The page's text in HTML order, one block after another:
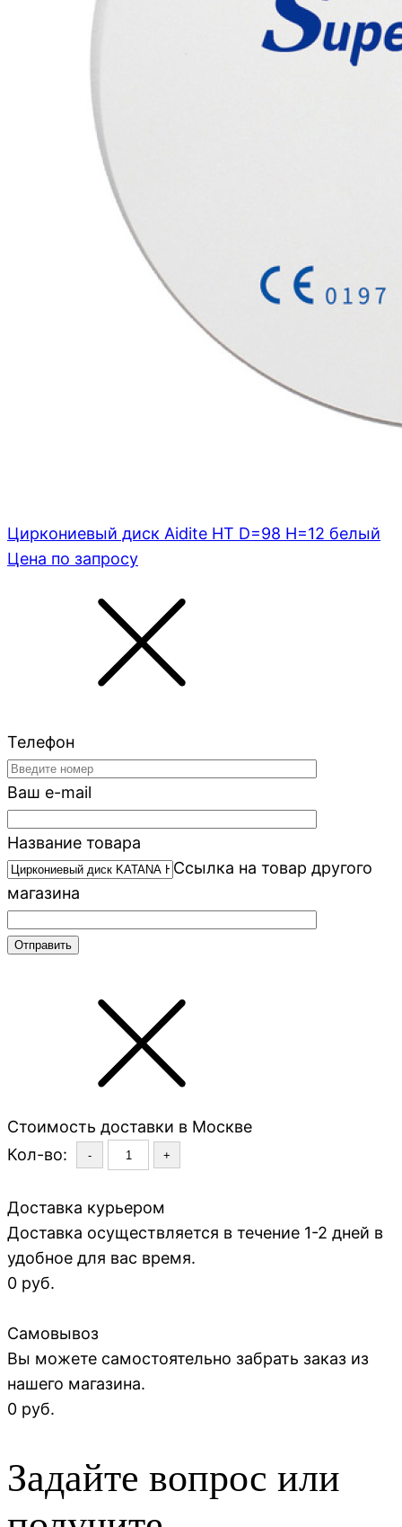
Циркониевый диск Aidite HT D=98 H=12 белый
Цена по запросу
Телефон
Ваш e-mail
Название товара
Ссылка на товар другого
магазина
Стоимость доставки в Москве
Кол-во:
- +
Доставка курьером
Доставка осуществляется в течение 1-2 дней в
удобное для вас время.
0 руб.
Самовывоз
Вы можете самостоятельно забрать заказ из
нашего магазина.
0 руб.
Задайте вопрос или